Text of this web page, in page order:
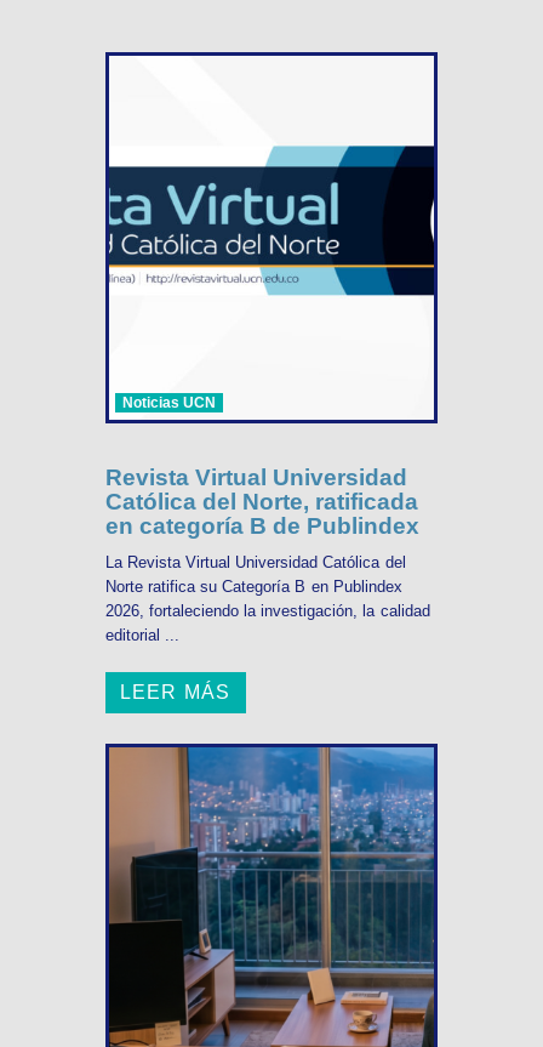
Noticias UCN
Revista Virtual Universidad
Católica del Norte, ratificada
en categoría B de Publindex
La Revista Virtual Universidad Católica del
Norte ratifica su Categoría B en Publindex
2026, fortaleciendo la investigación, la calidad
editorial ...
LEER MÁS